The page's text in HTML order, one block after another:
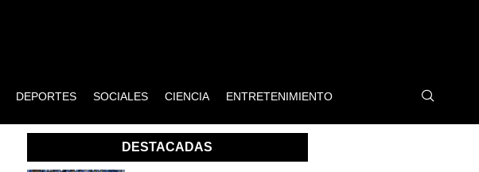
DEPORTES SOCIALES CIENCIA ENTRETENIMIENTO
DESTACADAS